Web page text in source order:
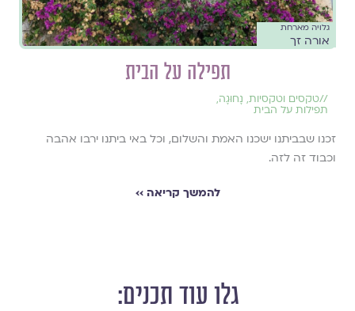
גלויה מארחת
אורה זך
תפילה על הבית
//טקסים וטקסיות, נָחוּגָה,
תפילות על הבית
זכנו שבביתנו ישכנו האמת והשלום, וכל באי ביתנו ירבו אהבה
וכבוד זה לזה.
להמשך קריאה ››
גלו עוד תכנים: